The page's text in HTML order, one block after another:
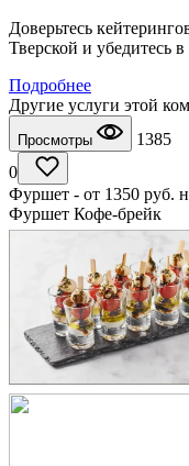
Доверьтесь
Тверской и убедитесь
Подробнее
Другие услуги этой
Просмотры
1385
0
Фуршет - от 1350 руб.
Фуршет Кофе-брейк